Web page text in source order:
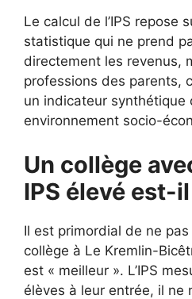
Le calcul de l’IPS repose
statistique qui ne prend
directement les revenus,
professions des parents,
un indicateur synthétique
environnement socio-
Un collège
IPS élevé est-
Il est primordial de ne pas
collège à Le Kremlin-
est « meilleur ». L’IPS
élèves à leur entrée, il ne